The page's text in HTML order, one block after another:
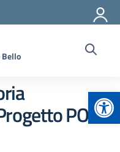
Bello
PON